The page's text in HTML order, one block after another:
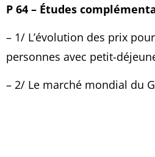
P 64 – Études
– 1/ L’évolution des prix
personnes avec petit-
– 2/ Le marché mondial du